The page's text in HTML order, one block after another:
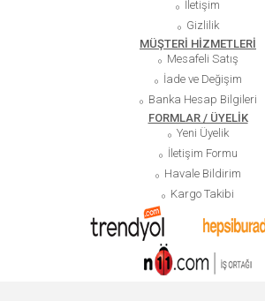
İletişim
Gizlilik
MÜŞTERİ HİZMETLERİ
Mesafeli Satış
İade ve Değişim
Banka Hesap Bilgileri
FORMLAR / ÜYELİK
Yeni Üyelik
İletişim Formu
Havale Bildirim
Kargo Takibi